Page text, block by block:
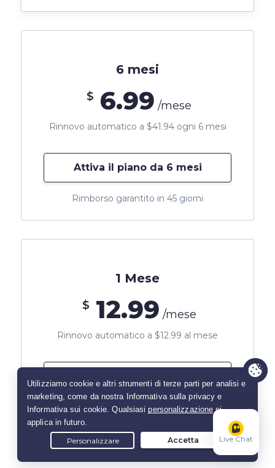
1 Mese
$ 12.99 /mese
Rinnovo automatico a $12.99 al mese
Rimborso garantito in 14 giorni
6 mesi
$ 6.99 /mese
Rinnovo automatico a $41.94 ogni 6 mesi
Attiva il piano da 6 mesi
Rimborso garantito in 45 giorni
*Tutti gli importi indicati sono in US Dollars
Live Chat